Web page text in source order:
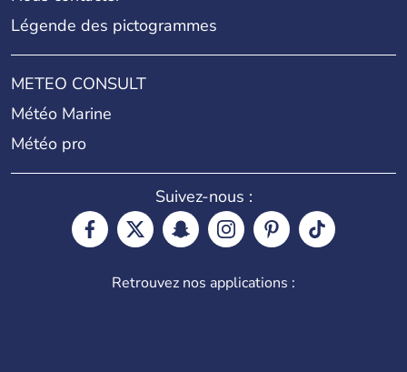
Légende des pictogrammes
METEO CONSULT
Météo Marine
Météo pro
Suivez-nous :
Retrouvez nos applications :